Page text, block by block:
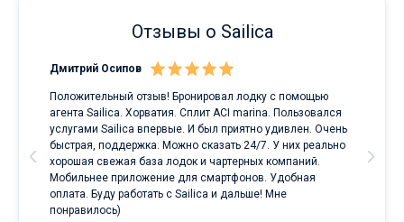
Отзывы о Sailica
Дмитрий Осипов
Положительный отзыв! Бронировал лодку с помощью
агента Sailica. Хорватия. Сплит ACI marina. Пользовался
услугами Sailica впервые. И был приятно удивлен. Очень
быстрая, поддержка. Можно сказать 24/7. У них реально
хорошая свежая база лодок и чартерных компаний.
Мобильнее приложение для смартфонов. Удобная
оплата. Буду работать с Sailica и дальше! Мне
понравилось)